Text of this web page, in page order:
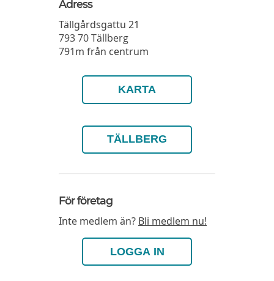
Adress
Tällgårdsgattu 21
793 70Tällberg
791m från centrum
KARTA
TÄLLBERG
För företag
Inte medlem än? Bli medlem nu!
LOGGA IN